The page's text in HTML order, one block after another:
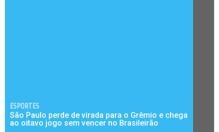
ESPORTES
São Paulo perde de virada para o Grêmio e chega
ao oitavo jogo sem vencer no Brasileirão